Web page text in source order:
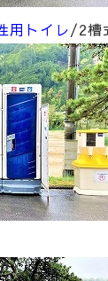
用トイレ/2槽